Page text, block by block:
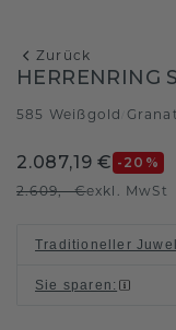
Zurück
HERRENRING
585 Weißgold
2.087,19 € -20 %
2.609,- €exkl. MwSt
Traditioneller
Sie sparen :